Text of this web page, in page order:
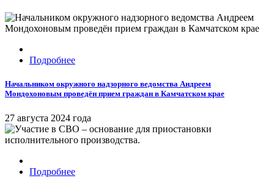
Подробнее
Начальником окружного надзорного ведомства Андреем
Мондохоновым проведён прием граждан в Камчатском крае
27 августа 2024 года
Подробнее